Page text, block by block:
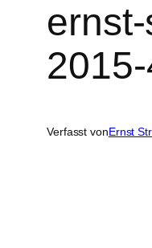
Verfasst vonErnst